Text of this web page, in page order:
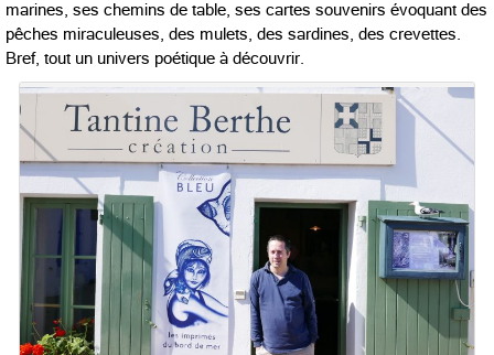
marines, ses chemins de table, ses cartes souvenirs évoquant des
pêches miraculeuses, des mulets, des sardines, des crevettes.
Bref, tout un univers poétique à découvrir.